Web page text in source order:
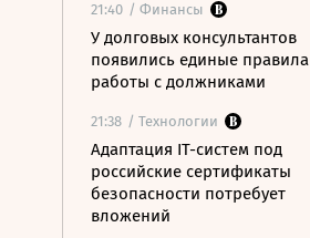
21:40 / Финансы
У долговых консультантов
появились единые правила
работы с должниками
21:38 / Технологии
Адаптация IT-систем под
российские сертификаты
безопасности потребует
вложений